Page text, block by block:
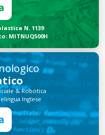
N. 1139
MITNUQ500H
& Robotica
Inglese